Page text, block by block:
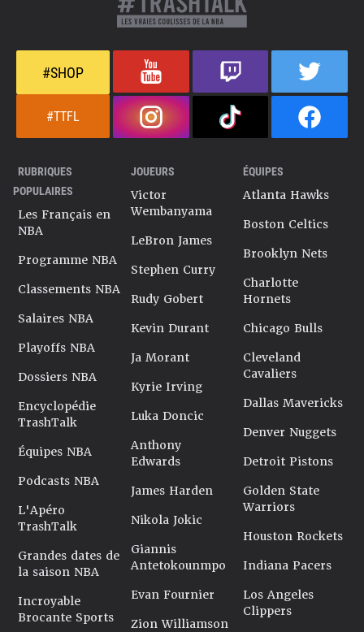
#SHOP
#TTFL
RUBRIQUES
POPULAIRES
Les Français en
NBA
Programme NBA
Classements NBA
Salaires NBA
Playoffs NBA
Dossiers NBA
Encyclopédie
TrashTalk
Équipes NBA
Podcasts NBA
L'Apéro
TrashTalk
Grandes dates de
la saison NBA
Incroyable
Brocante Sports
JOUEURS
Victor
Wembanyama
LeBron James
Stephen Curry
Rudy Gobert
Kevin Durant
Ja Morant
Kyrie Irving
Luka Doncic
Anthony
Edwards
James Harden
Nikola Jokic
Giannis
Antetokounmpo
Evan Fournier
Zion Williamson
ÉQUIPES
Atlanta Hawks
Boston Celtics
Brooklyn Nets
Charlotte
Hornets
Chicago Bulls
Cleveland
Cavaliers
Dallas Mavericks
Denver Nuggets
Detroit Pistons
Golden State
Warriors
Houston Rockets
Indiana Pacers
Los Angeles
Clippers